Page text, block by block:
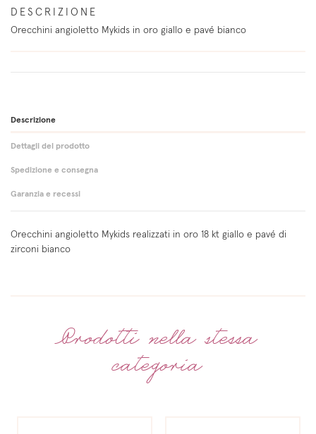
DESCRIZIONE
Orecchini angioletto Mykids in oro giallo e pavé bianco
Descrizione
Dettagli del prodotto
Spedizione e consegna
Garanzia e recessi
Orecchini angioletto Mykids realizzati in oro 18 kt giallo e pavé di
zirconi bianco
spedizioni all’estero nella sezione spedizioni e consegna
Prodotti nella stessa
categoria